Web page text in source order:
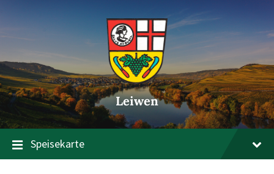
springen
springen
springen
Leiwen
Speisekarte